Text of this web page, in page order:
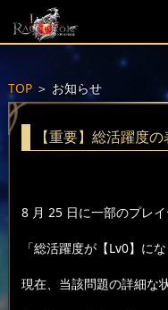
TOP＞ お知らせ
【重要】総活躍度
8 月 25 日に一部のプレイ
「総活躍度が【Lv0】に
現在、当該問題の詳細な